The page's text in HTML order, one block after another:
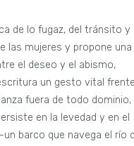
de lo fugaz, del tránsito y
las mujeres y propone una
el deseo y el abismo,
un gesto vital
fuera de todo dominio,
en la levedad y en el
barco que navega el río